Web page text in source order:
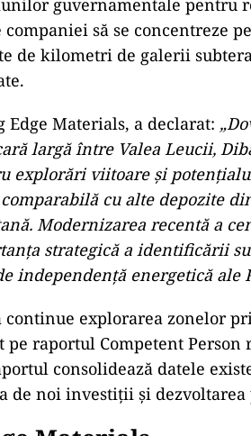
care cutremură Bihorul.
pentru milioane de lei
canale pentru acumularea
ceea ce sugerează un
minieră bogată
minieră bogată, iar datele
cupru, cobalt, nichel și
guvernamentale pentru
să se concentreze pe
de kilometri de galerii
Edge Materials, a declarat: